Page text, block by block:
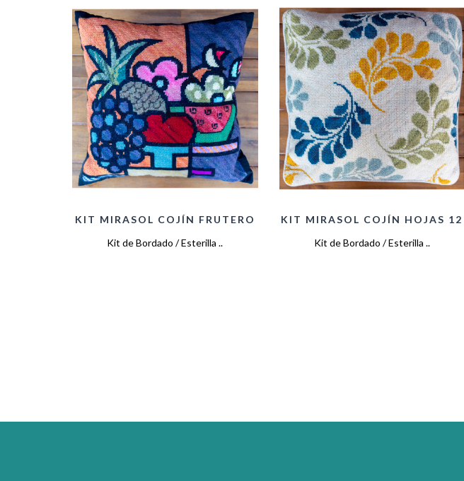
KIT MIRASOL COJÍN FRUTERO
Kit de Bordado / Esterilla ..
KIT MIRASOL COJÍN HOJAS 12
Kit de Bordado / Esterilla ..